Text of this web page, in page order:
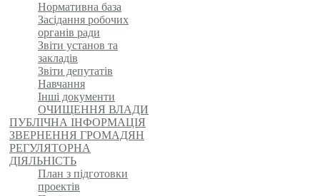
Нормативна база
Засідання робочих
органів ради
Звіти установ та
закладів
Звіти депутатів
Навчання
Інші документи
ОЧИЩЕННЯ ВЛАДИ
ПУБЛІЧНА ІНФОРМАЦІЯ
ЗВЕРНЕННЯ ГРОМАДЯН
РЕГУЛЯТОРНА
ДІЯЛЬНІСТЬ
План з підготовки
проектів